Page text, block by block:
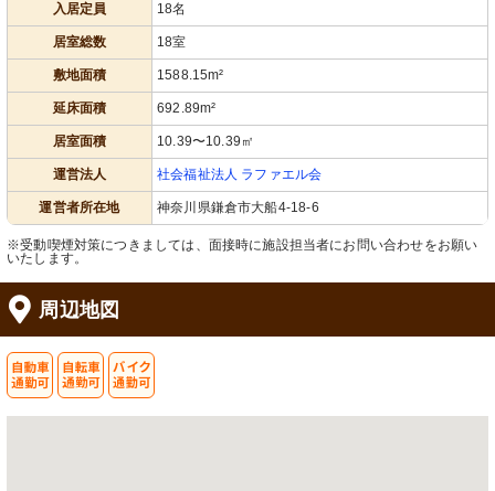
廊下
手すりが設置された明るく広い通路
は、毎日の移動も安心です。
ウッドデッキ
す。職員や利用者の憩いの場となって
外観
ゆったりとした周囲の環境に溶け込む
施設です。清潔感のある色合いが印象
居室
入居定員 18名
居室総数 18室
敷地面積 1588.15m²
延床面積 692.89m²
居室面積 10.39〜10.39㎡
運営法人 社会福祉法人 ラファエル会
運営者所在地 神奈川県鎌倉市大船4-18-6
※受動喫煙対策につきましては、面接時に施設担当者にお問い合わせをお願い
いたします。
周辺地図